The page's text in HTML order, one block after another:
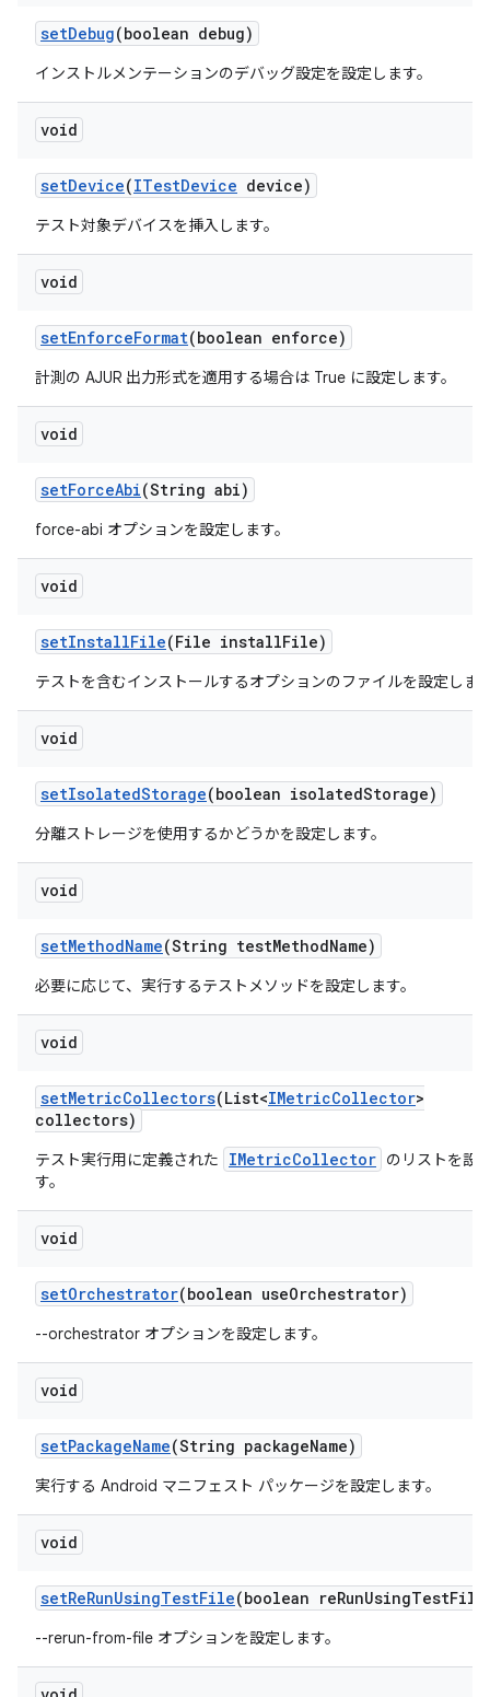
setDebug(boolean debug)
インストルメンテーションのデバッグ設定を設定します。
void
setDevice(ITestDevice device)
テスト対象デバイスを挿入します。
void
setEnforceFormat(boolean enforce)
計測の AJUR 出力形式を適用する場合は True に設定します。
void
setForceAbi(String abi)
force-abi オプションを設定します。
void
setInstallFile(File installFile)
テストを含むインストールするオプションのファイルを設定しま
void
setIsolatedStorage(boolean isolatedStorage)
分離ストレージを使用するかどうかを設定します。
void
setMethodName(String testMethodName)
必要に応じて、実行するテストメソッドを設定します。
void
setMetricCollectors(List<IMetricCollector>
collectors)
テスト実行用に定義された IMetricCollector のリストを設
す。
void
setOrchestrator(boolean useOrchestrator)
--orchestrator オプションを設定します。
void
setPackageName(String packageName)
実行する Android マニフェスト パッケージを設定します。
void
setReRunUsingTestFile(boolean reRunUsingTest
--rerun-from-file オプションを設定します。